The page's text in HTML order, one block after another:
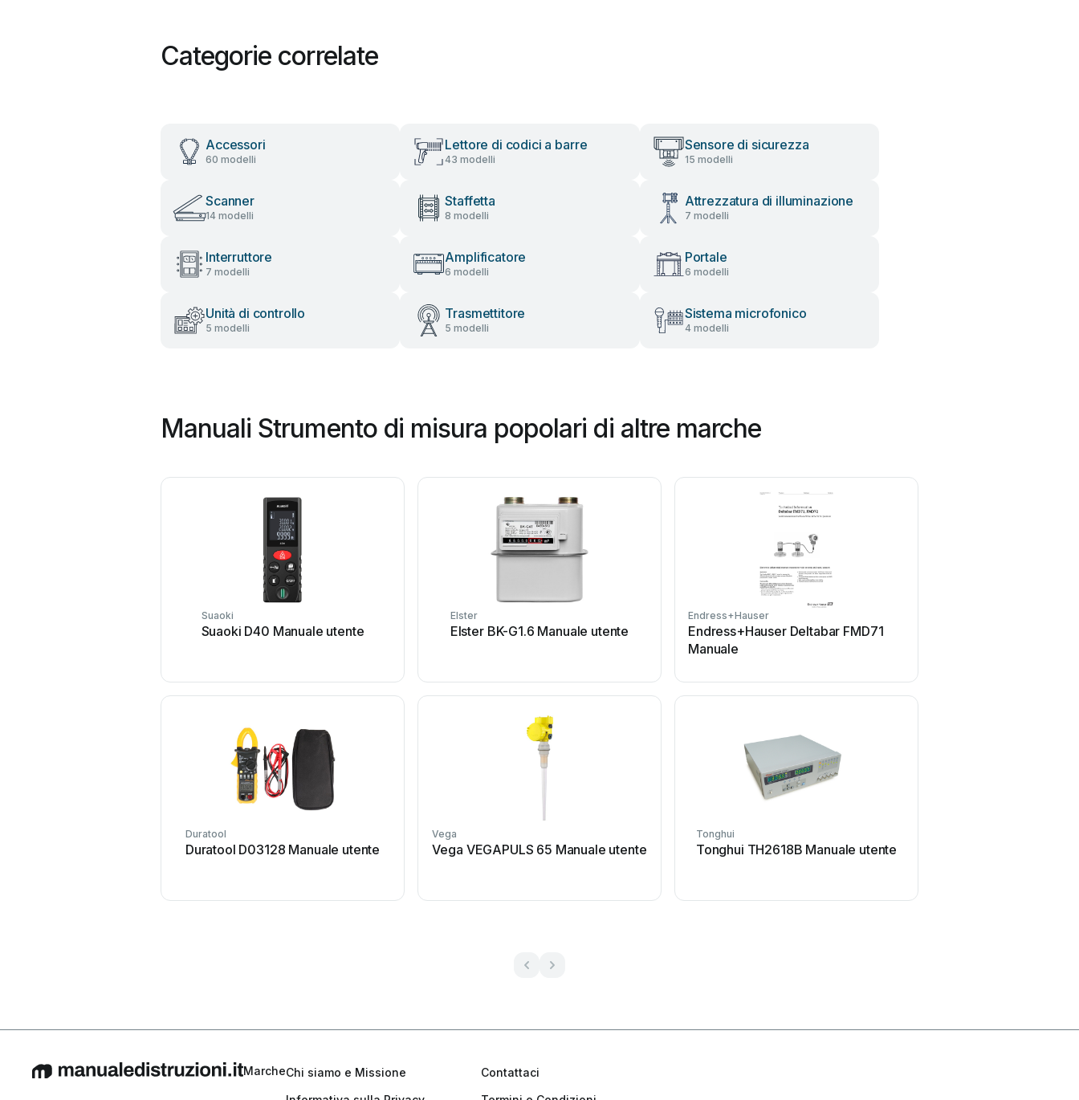
Categorie correlate
Accessori
60 modelli
Lettore di codici a barre
43 modelli
Sensore di sicurezza
15 modelli
Scanner
14 modelli
Staffetta
8 modelli
Attrezzatura di illuminazione
7 modelli
Interruttore
7 modelli
Amplificatore
6 modelli
Portale
6 modelli
Unità di controllo
5 modelli
Trasmettitore
5 modelli
Sistema microfonico
4 modelli
Manuali Strumento di misura popolari di altre marche
Suaoki
Suaoki D40 Manuale utente
Elster
Elster BK-G1.6 Manuale utente
Endress+Hauser
Endress+Hauser Deltabar FMD71
Manuale
Duratool
Duratool D03128 Manuale utente
Vega
Vega VEGAPULS 65 Manuale utente
Tonghui
Tonghui TH2618B Manuale utente
MarcheChi siamo e Missione
Contattaci